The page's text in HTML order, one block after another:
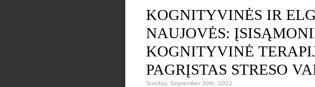
KOGNITYVINĖS IR
NAUJOVĖS:
KOGNITYVINĖ
PAGRĮSTAS STRESO
Sunday, September 30th, 2012